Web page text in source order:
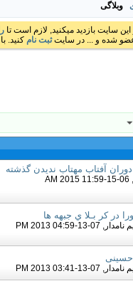
وبلاگی
سایت بازدید میکنید, لازم است تا
عضو شده و ... در سایتثبت نام کنید.
آفتاب مهتاب ندیدن گذشته
, 06-15-2015 11:59 AM
در کر بـلا ي جبهه ها
نامدار , 07-13-2013 04:59 PM
حسينی
نامدار , 07-13-2013 03:41 PM